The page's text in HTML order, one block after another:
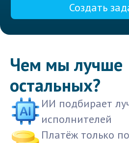
Создать
Чем мы лучше
остальных?
ИИ подбирает
исполнителей
Платёж только